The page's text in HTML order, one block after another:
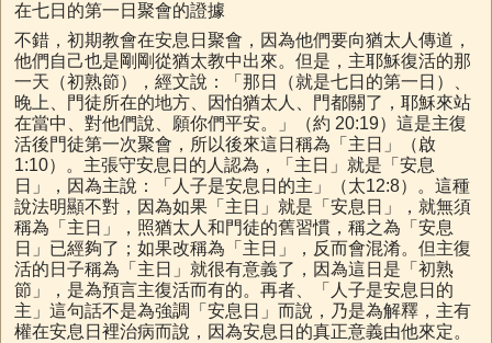
在七日的第一日聚會的證據
不錯，初期教會在安息日聚會，因為他們要向猶太人傳道，
他們自己也是剛剛從猶太教中出來。但是，主耶穌復活的那
一天（初熟節），經文說：「那日（就是七日的第一日）、
晚上、門徒所在的地方、因怕猶太人、門都關了，耶穌來站
在當中、對他們說、願你們平安。」（約 20:19）這是主復
活後門徒第一次聚會，所以後來這日稱為「主日」（啟
1:10）。主張守安息日的人認為，「主日」就是「安息
日」，因為主說：「人子是安息日的主」（太12:8）。這種
說法明顯不對，因為如果「主日」就是「安息日」，就無須
稱為「主日」，照猶太人和門徒的舊習慣，稱之為「安息
日」已經夠了；如果改稱為「主日」，反而會混淆。但主復
活的日子稱為「主日」就很有意義了，因為這日是「初熟
節」，是為預言主復活而有的。再者、「人子是安息日的
主」這句話不是為強調「安息日」而說，乃是為解釋，主有
權在安息日裡治病而說，因為安息日的真正意義由他來定。